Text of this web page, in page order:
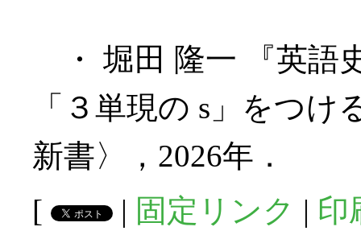
・ 堀田 隆一 『英語
「３単現の s」をつ
新書〉，2026年．
[
| 固定リンク | 印